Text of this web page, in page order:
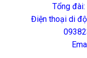
Tổng
Điện thoại di